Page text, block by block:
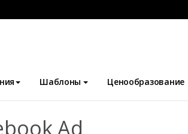
Шаблоны Ценообразование
Yellow Fashion Photo Shopping
Ad